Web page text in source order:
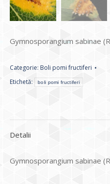
Gymnosporangium sabinae
Categorie: Boli pomi fructiferi
Etichetă:
boli pomi fructiferi
Detalii
Gymnosporangium sabinae